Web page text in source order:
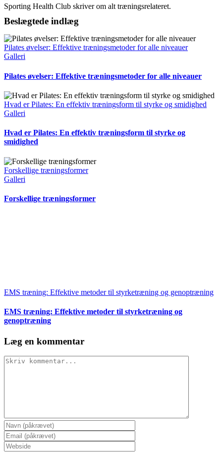
Sporting Health Club skriver om alt træningsrelateret.
Beslægtede indlæg
Pilates øvelser: Effektive træningsmetoder for alle niveauer
Galleri
Pilates øvelser: Effektive træningsmetoder for alle niveauer
Hvad er Pilates: En effektiv træningsform til styrke og smidighed
Galleri
Hvad er Pilates: En effektiv træningsform til styrke og
smidighed
Forskellige træningsformer
Galleri
Forskellige træningsformer
EMS træning: Effektive metoder til styrketræning og genoptræning
EMS træning: Effektive metoder til styrketræning og
genoptræning
Læg en kommentar
Comment